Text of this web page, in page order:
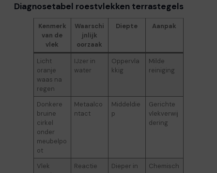
Diagnosetabel roestvlekken terrastegels
Kenmerk
van de
vlek
Waarschi
jnlijk
oorzaak
Diepte Aanpak
Licht
oranje
waas na
regen
IJzer in
water
Oppervla
kkig
Milde
reiniging
Donkere
bruine
cirkel
onder
meubelpo
ot
Metaalco
ntact
Middeldie
p
Gerichte
vlekverwij
dering
Vlek
Reactie
Dieper in
Chemisch